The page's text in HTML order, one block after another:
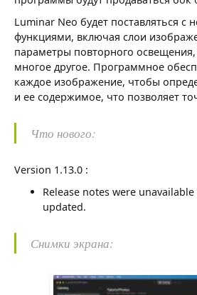
Luminar Neo будет поставляться с
функциями, включая слои
параметры повторного
многое другое. Программное
каждое изображение, чтобы
и ее содержимое, что позволяет
Что нового:
Version 1.13.0 :
Release notes were
updated.
Снимки экрана: